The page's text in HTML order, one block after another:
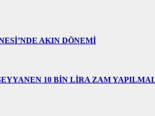
AKIN DÖNEMİ
10 BİN LİRA ZAM